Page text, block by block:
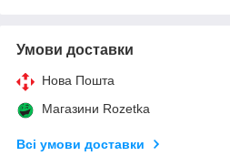
Умови доставки
Нова Пошта
Магазини Rozetka
Всі умови доставки